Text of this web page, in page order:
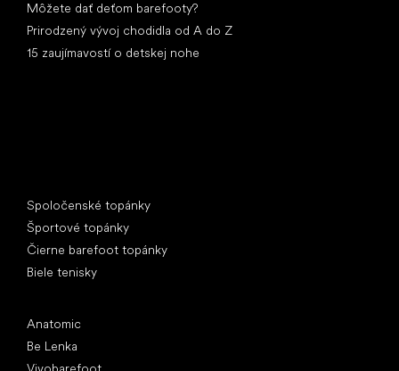
Môžete dať deťom barefooty?
Prirodzený vývoj chodidla od A do Z
15 zaujímavostí o detskej nohe
Spoločenské topánky
Športové topánky
Čierne barefoot topánky
Biele tenisky
Anatomic
Be Lenka